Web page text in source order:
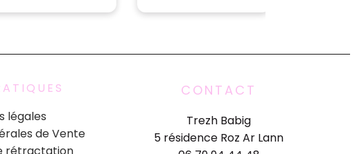
légales
de Vente
rétractation
CONTACT
Trezh Babig
5 résidence Roz Ar Lann